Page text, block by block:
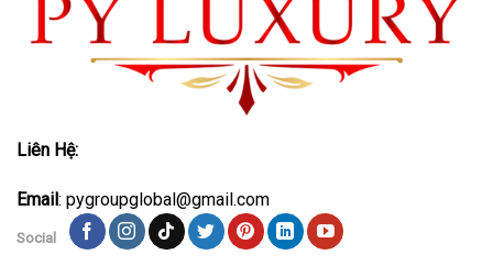
Liên Hệ:
Email : pygroupglobal@gmail.com
Social